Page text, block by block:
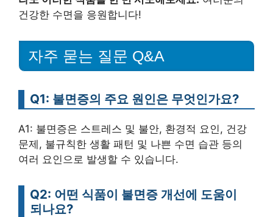
건강한 수면을 응원합니다!
자주 묻는 질문 Q&A
Q1: 불면증의 주요 원인은 무엇인가요?
A1: 불면증은 스트레스 및 불안, 환경적 요인, 건강
문제, 불규칙한 생활 패턴 및 나쁜 수면 습관 등의
여러 요인으로 발생할 수 있습니다.
Q2: 어떤 식품이 불면증 개선에 도움이
되나요?